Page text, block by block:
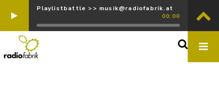
Playlistbattle >> musik@radiofabrik.at
00:00